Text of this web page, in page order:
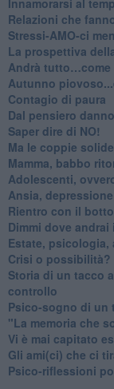
​Relazioni che
​Stressi-AMO-ci
​La prospettiva
​Andrà tutto…come
Autunno
​Contagio di paura
​Dal pensiero
​Saper dire di NO!
​Ma le coppie
​Mamma, babbo
Adolescenti,
Ansia,
​Rientro con il
Dimmi dove
​Estate,
​Crisi o possibilità?
​Storia di un tacco
controllo
​Psico-sogno di un
"La memoria che
​Vi è mai capitato
​Gli ami(ci) che ci
Psico-riflessioni